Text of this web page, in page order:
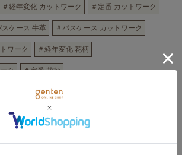
＃経年変化 カットワーク ＃定番 カットワーク
スケース 牛革 ＃パスケース カットワーク
ワーク ＃経年変化 花柄
ク ＃定番 花柄
商品詳細